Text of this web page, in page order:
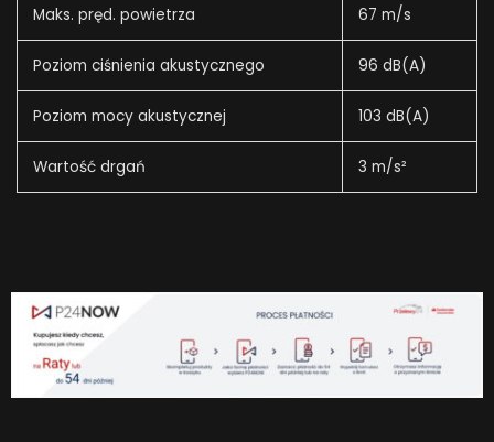
Maks. pręd. powietrza 67 m/s
Poziom ciśnienia akustycznego 96 dB(A)
Poziom mocy akustycznej 103 dB(A)
Wartość drgań 3 m/s²